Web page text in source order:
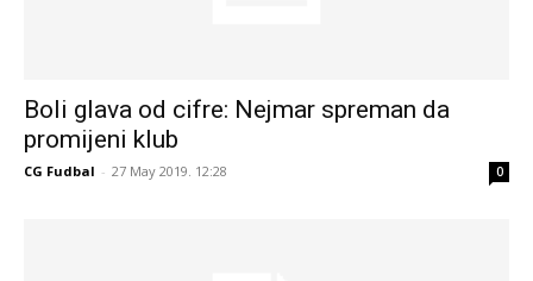
Boli glava od cifre: Nejmar spreman da
promijeni klub
CG Fudbal - 27 May 2019. 12:28 0